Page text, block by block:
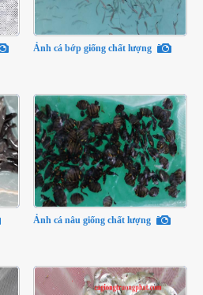
Ảnh cá bớp giống chất lượng
Ảnh cá nâu giống chất lượng